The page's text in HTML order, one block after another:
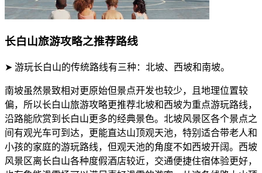
长白山旅游攻略之推荐路线
➤ 游玩长白山的传统路线有三种：北坡、西坡和南坡。
南坡虽然景致相对更原始但景点开发也较少，且地理位置较
偏，所以长白山旅游攻略更推荐北坡和西坡为重点游玩路线，
沿路能欣赏到长白山更多的经典景色。北坡风景区各个景点之
间有观光车可到达，更能直达山顶观天池，特别适合带老人和
小孩的家庭的游玩路线，但观天池的角度不如西坡开阔。西坡
风景区离长白山各种度假酒店较近，交通便捷住宿体验更好，